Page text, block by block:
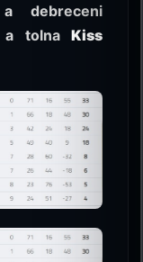
debreceni
a tolnaKiss